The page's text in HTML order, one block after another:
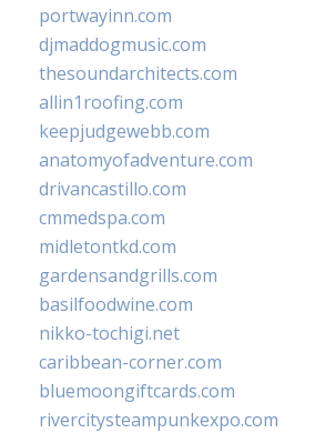
portwayinn.com
djmaddogmusic.com
thesoundarchitects.com
allin1roofing.com
keepjudgewebb.com
anatomyofadventure.com
drivancastillo.com
cmmedspa.com
midletontkd.com
gardensandgrills.com
basilfoodwine.com
nikko-tochigi.net
caribbean-corner.com
bluemoongiftcards.com
rivercitysteampunkexpo.com